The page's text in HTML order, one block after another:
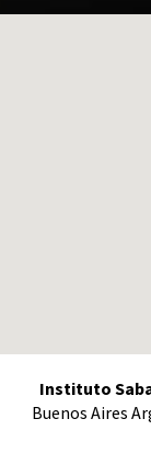
Instituto
Buenos Aires